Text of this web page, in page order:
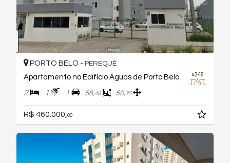
#246
PORTO BELO - PEREQUÊ
Apartamento no Edifício Águas de Porto Belo
2 1 1 58,48 50,75
R$ 460.000, 00